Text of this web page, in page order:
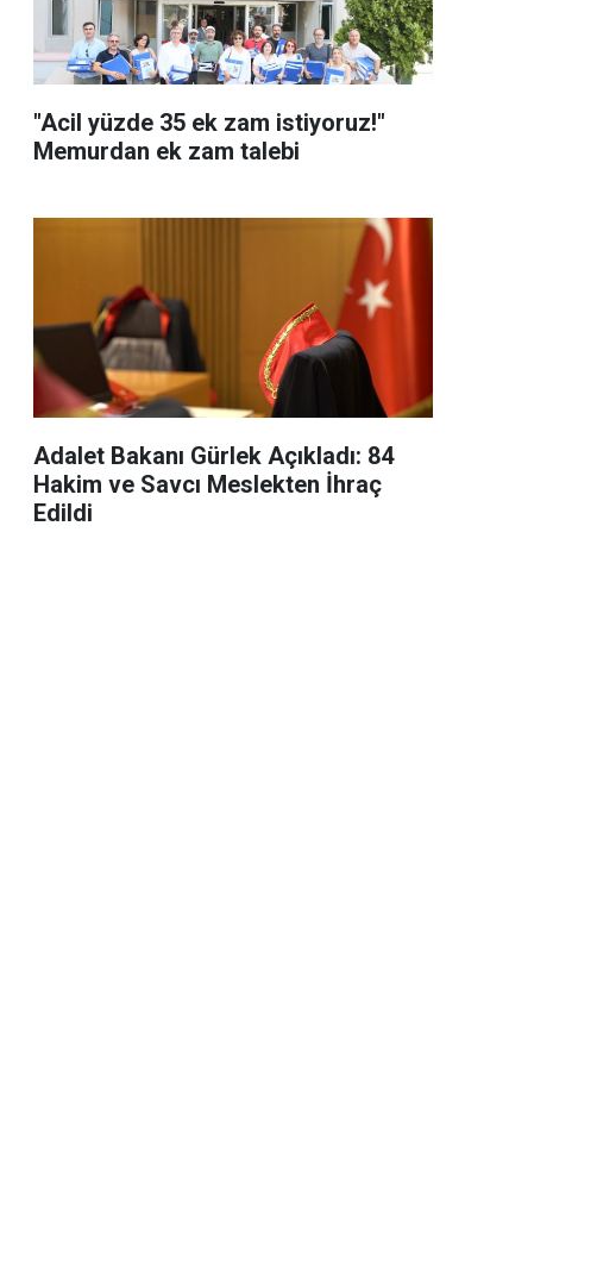
"Acil yüzde 35 ek zam istiyoruz!"
Memurdan ek zam talebi
Adalet Bakanı Gürlek Açıkladı: 84
Hakim ve Savcı Meslekten İhraç
Edildi